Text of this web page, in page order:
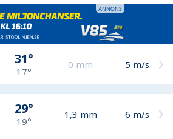
31°
17°
0 mm 5 m/s
29°
19°
1,3 mm 6 m/s